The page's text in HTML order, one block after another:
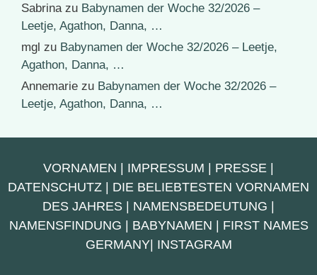
Sabrinazu Babynamen der Woche 32/2026 –
Leetje, Agathon, Danna, …
mgl zu Babynamen der Woche 32/2026 – Leetje,
Agathon, Danna, …
Annemarie zu Babynamen der Woche 32/2026 –
Leetje, Agathon, Danna, …
VORNAMEN IMPRESSUM PRESSE
DATENSCHUTZ
DIE BELIEBTESTEN VORNAMEN
DES JAHRES
NAMENSBEDEUTUNG
NAMENSFINDUNG
BABYNAMEN
FIRST NAMES
GERMANY| INSTAGRAM